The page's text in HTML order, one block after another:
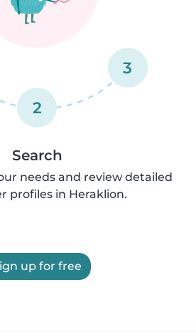
2
3
Search
needs and review detailed
profiles in Heraklion.
up for free